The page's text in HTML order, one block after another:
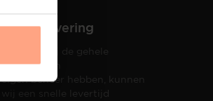
Snelle levering
Doordat wij de gehele
productie in
eigen beheer hebben, kunnen
wij een snelle levertijd